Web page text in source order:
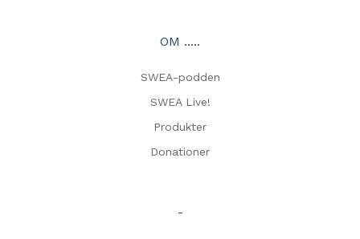
OM .....
SWEA-podden
SWEA Live!
Produkter
Donationer
-